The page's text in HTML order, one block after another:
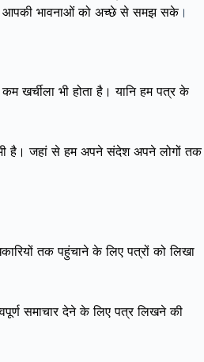
आपकी भावनाओं को अच्छे से समझ सके।
खर्चीला भी होता है। यानि हम पत्र के
है। जहां से हम अपने संदेश अपने लोगों तक
तक पहुंचाने के लिए पत्रों को लिखा
समाचार देने के लिए पत्र लिखने की